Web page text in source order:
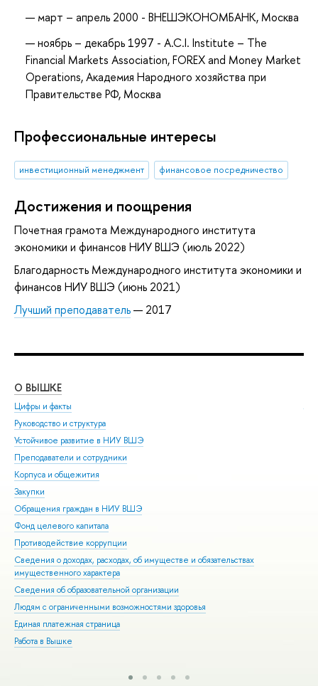
март – апрель 2000 - ВНЕШЭКОНОМБАНК, Москва
ноябрь – декабрь 1997 - A.C.I. Institute – The
Financial Markets Association, FOREX and Money Market
Operations, Академия Народного хозяйства при
Правительстве РФ, Москва
Профессиональные интересы
инвестиционный менеджмент финансовое посредничество
Достижения и поощрения
Почетная грамота Международного института
экономики и финансов НИУ ВШЭ (июль 2022)
Благодарность Международного института экономики и
финансов НИУ ВШЭ (июнь 2021)
Лучший преподаватель— 2017
О ВЫШКЕ
Цифры и факты
Руководство и структура
Устойчивое развитие в НИУ ВШЭ
Преподаватели и сотрудники
Корпуса и общежития
Закупки
Обращения граждан в НИУ ВШЭ
Фонд целевого капитала
Противодействие коррупции
Сведения о доходах, расходах, об имуществе и обязательствах
имущественного характера
Сведения об образовательной организации
Людям с ограниченными возможностями здоровья
Единая платежная страница
Работа в Вышке